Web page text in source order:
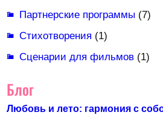
Партнерские программы (7)
Стихотворения (1)
Сценарии для фильмов(1)
Блог
Любовь и лето: гармония с